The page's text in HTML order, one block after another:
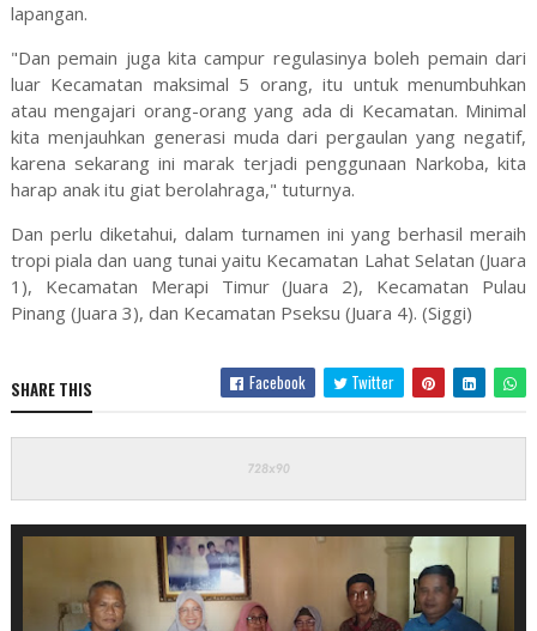
lapangan.
"Dan pemain juga kita campur regulasinya boleh pemain dari
luar Kecamatan maksimal 5 orang, itu untuk menumbuhkan
atau mengajari orang-orang yang ada di Kecamatan. Minimal
kita menjauhkan generasi muda dari pergaulan yang negatif,
karena sekarang ini marak terjadi penggunaan Narkoba, kita
harap anak itu giat berolahraga," tuturnya.
Dan perlu diketahui, dalam turnamen ini yang berhasil meraih
tropi piala dan uang tunai yaitu Kecamatan Lahat Selatan (Juara
1), Kecamatan Merapi Timur (Juara 2), Kecamatan Pulau
Pinang (Juara 3), dan Kecamatan Pseksu (Juara 4). (Siggi)
SHARE THIS Facebook Twitter